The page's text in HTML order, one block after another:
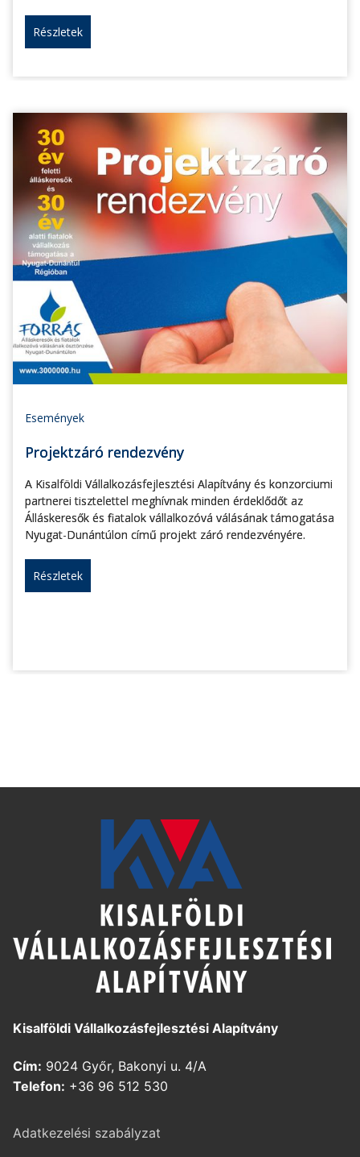
Részletek
Események
Projektzáró rendezvény
A Kisalföldi Vállalkozásfejlesztési Alapítvány és konzorciumi
partnerei tisztelettel meghívnak minden érdeklődőt az
Álláskeresők és fiatalok vállalkozóvá válásának támogatása
Nyugat-Dunántúlon című projekt záró rendezvényére.
Részletek
Kisalföldi Vállalkozásfejlesztési Alapítvány
Cím: 9024 Győr, Bakonyi u. 4/A
Telefon: +36 96 512 530
Adatkezelési szabályzat